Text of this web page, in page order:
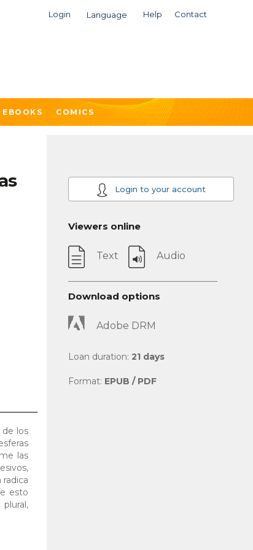
Login Language Help Contact
COMICS
los
las
esto
Login to your account
Viewers online
Text Audio
Download options
Adobe DRM
Loan duration: 21 days
Format: EPUB / PDF